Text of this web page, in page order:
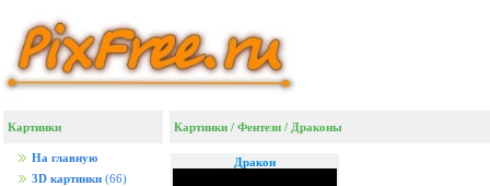
Картинки
На главную
3D картинки (66)
Картинки / Фентези / Драконы
Дракон